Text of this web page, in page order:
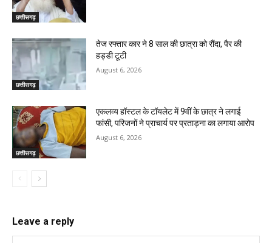
छत्तीसगढ़
छत्तीसगढ़
तेज रफ्तार कार ने 8 साल की छात्रा को रौंदा, पैर की
हड्डी टूटी
August 6, 2026
छत्तीसगढ़
एकलव्य हॉस्टल के टॉयलेट में 9वीं के छात्र ने लगाई
फांसी, परिजनों ने प्राचार्य पर प्रताड़ना का लगाया आरोप
August 6, 2026
Leave a reply